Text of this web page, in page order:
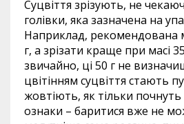
Суцвіття зрізують, не
голівки, яка зазначена на
Наприклад, рекомендована
г, а зрізати краще при масі
звичайно, ці 50 г не
цвітінням суцвіття стають
жовтіють, як тільки почнуть
ознаки – баритися вже не